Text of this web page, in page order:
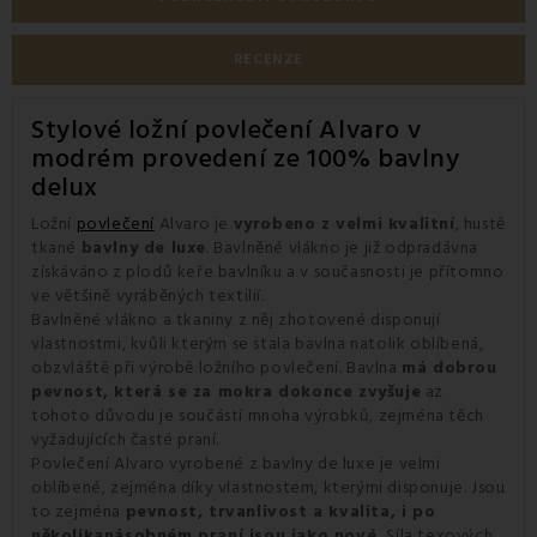
RECENZE
Stylové ložní povlečení Alvaro v
modrém provedení ze 100% bavlny
delux
Ložní povlečení Alvaro je vyrobeno z velmi kvalitní, hustě
tkané bavlny de luxe. Bavlněné vlákno je již odpradávna
získáváno z plodů keře bavlníku a v současnosti je přítomno
ve většině vyráběných textilií.
Bavlněné vlákno a tkaniny z něj zhotovené disponují
vlastnostmi, kvůli kterým se stala bavlna natolik oblíbená,
obzvláště při výrobě ložního povlečení. Bavlna má dobrou
pevnost, která se za mokra dokonce zvyšuje az
tohoto důvodu je součástí mnoha výrobků, zejména těch
vyžadujících časté praní.
Povlečení Alvaro vyrobené z bavlny de luxe je velmi
oblíbené, zejména díky vlastnostem, kterými disponuje. Jsou
to zejména pevnost, trvanlivost a kvalita, i po